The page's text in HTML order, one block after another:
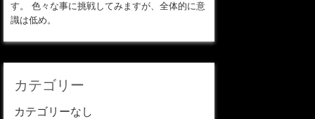
す。 色々な事に挑戦してみますが、全体的に意
識は低め。
カテゴリー
カテゴリーなし